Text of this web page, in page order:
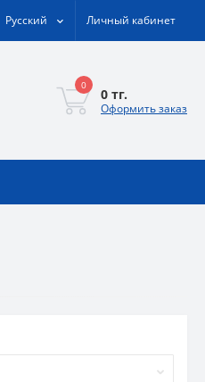
Русский Личный кабинет
0
0 тг.
Оформить заказ